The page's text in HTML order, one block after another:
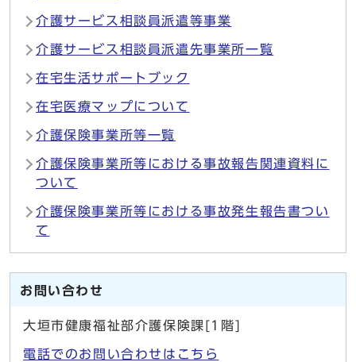
介護サービス相談員派遣等事業
介護サービス相談員派遣先事業所一覧
在宅生活サポートブック
在宅医療マップについて
介護保険事業所等一覧
介護保険事業所等における事故報告関連資料に
ついて
介護保険事業所等における事故発生報告書つい
て
お問い合わせ
大垣市健康福祉部介護保険課[1階]
電話でのお問い合わせはこちら